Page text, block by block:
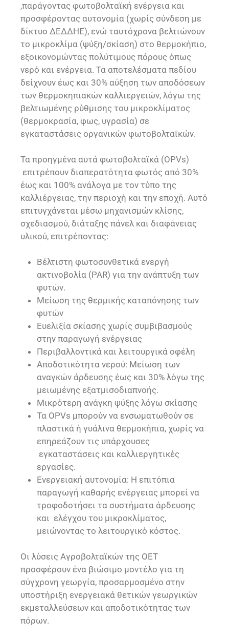
,παράγοντας φωτοβολταϊκή ενέργεια και
προσφέροντας αυτονομία (χωρίς σύνδεση με
δίκτυο ΔΕΔΔΗΕ), ενώ ταυτόχρονα βελτιώνουν
το μικροκλίμα (ψύξη/σκίαση) στο θερμοκήπιο,
εξοικονομώντας πολύτιμους πόρους όπως
νερό και ενέργεια. Τα αποτελέσματα πεδίου
δείχνουν έως και 30% αύξηση των αποδόσεων
των θερμοκηπιακών καλλιεργειών, λόγω της
βελτιωμένης ρύθμισης του μικροκλίματος
(θερμοκρασία, φως, υγρασία) σε
εγκαταστάσεις οργανικών φωτοβολταϊκών.
Τα προηγμένα αυτά φωτοβολταϊκά (OPVs)
επιτρέπουν διαπερατότητα φωτός από 30%
έως και 100% ανάλογα με τον τύπο της
καλλιέργειας, την περιοχή και την εποχή. Αυτό
επιτυγχάνεται μέσω μηχανισμών κλίσης,
σχεδιασμού, διάταξης πάνελ και διαφάνειας
υλικού, επιτρέποντας:
Βέλτιστη φωτοσυνθετικά ενεργή
ακτινοβολία (PAR) για την ανάπτυξη των
φυτών.
Μείωση της θερμικής καταπόνησης των
φυτών
Ευελιξία σκίασης χωρίς συμβιβασμούς
στην παραγωγή ενέργειας
Περιβαλλοντικά και λειτουργικά οφέλη
Αποδοτικότητα νερού: Μείωση των
αναγκών άρδευσης έως και 30% λόγω της
μειωμένης εξατμισοδιαπνοής.
Μικρότερη ανάγκη ψύξης λόγω σκίασης
Τα OPVs μπορούν να ενσωματωθούν σε
πλαστικά ή γυάλινα θερμοκήπια, χωρίς να
επηρεάζουν τις υπάρχουσες
εγκαταστάσεις και καλλιεργητικές
εργασίες.
Ενεργειακή αυτονομία: Η επιτόπια
παραγωγή καθαρής ενέργειας μπορεί να
τροφοδοτήσει τα συστήματα άρδευσης
και ελέγχου του μικροκλίματος,
μειώνοντας το λειτουργικό κόστος.
Οι λύσεις Αγροβολταϊκών της OET
προσφέρουν ένα βιώσιμο μοντέλο για τη
σύγχρονη γεωργία, προσαρμοσμένο στην
υποστήριξη ενεργειακά θετικών γεωργικών
εκμεταλλεύσεων και αποδοτικότητας των
πόρων.